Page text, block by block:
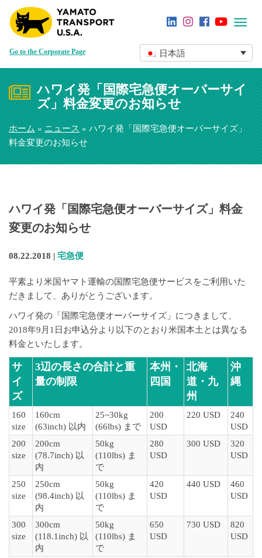
Go to the Corporate Page 日本語
ハワイ発「国際宅急便オーバーサイ
ズ」料金変更のお知らせ
ホーム»ニュース» ハワイ発「国際宅急便オーバーサイズ」
料金変更のお知らせ
ハワイ発「国際宅急便オーバーサイズ」料金
変更のお知らせ
08.22.2018 | 宅急便
平素より米国ヤマト運輸の国際宅急便サービスをご利用いた
だきまして、ありがとうございます。
ハワイ発の「国際宅急便オーバーサイズ」につきまして、
2018年9月1日お申込分より以下のとおり米国本土とは異なる
料金といたします。
サ
イ
ズ
3辺の長さの合計と重
量の制限
本州・
四国
北海
道・九
州
沖
縄
160
size
160cm
(63inch) 以内
25~30kg
(66lbs) まで
200
USD
220 USD
240
USD
200
size
200cm
(78.7inch) 以
内
50kg
(110lbs) ま
で
280
USD
300 USD
320
USD
250
size
250cm
(98.4inch) 以
内
50kg
(110lbs) ま
で
420
USD
440 USD
460
USD
300
size
300cm
(118.1inch) 以
内
50kg
(110lbs) ま
で
650
USD
730 USD
820
USD